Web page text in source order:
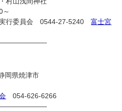
～
実行委員会 0544-27-5240富士宮
岡県焼津市
054-626-6266